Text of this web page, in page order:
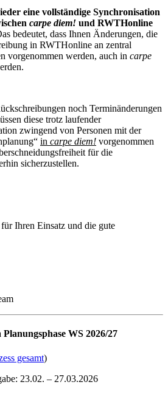
eine vollständige Synchronisation
carpe diem! und RWTHonline
bedeutet, dass Ihnen Änderungen, die
in RWTHonline an zentral
vorgenommen werden, auch in carpe
noch Terminänderungen
diese trotz laufender
zwingend von Personen mit der
in carpe diem! vorgenommen
für die
sicherzustellen.
Ihren Einsatz und die gute
WS 2026/27
gesamt)
23.02. – 27.03.2026